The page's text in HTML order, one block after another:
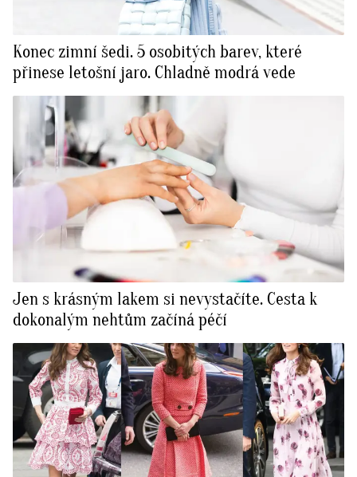
Konec zimní šedi. 5 osobitých barev, které
přinese letošní jaro. Chladně modrá vede
Jen s krásným lakem si nevystačíte. Cesta k
dokonalým nehtům začíná péčí